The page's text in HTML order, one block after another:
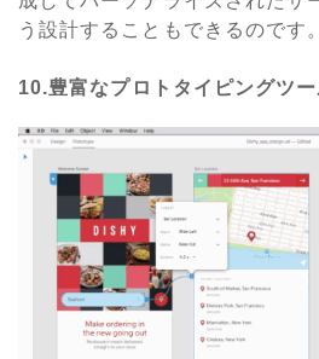
う設計することもできるのです。
10.豊富なプロトタイピングツ